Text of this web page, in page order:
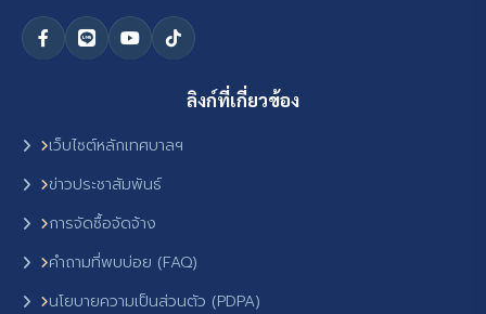
ลิงก์ที่เกี่ยวข้อง
เว็บไซต์หลักเทศบาลฯ
ข่าวประชาสัมพันธ์
การจัดซื้อจัดจ้าง
คำถามที่พบบ่อย (FAQ)
นโยบายความเป็นส่วนตัว (PDPA)